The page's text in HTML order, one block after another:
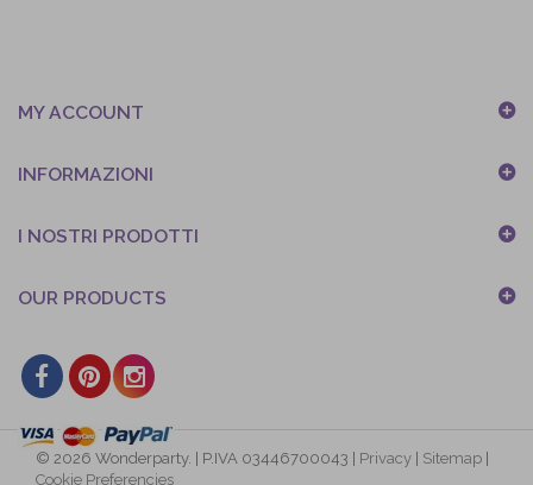
MY ACCOUNT
INFORMAZIONI
I NOSTRI PRODOTTI
OUR PRODUCTS
© 2026 Wonderparty. | P.IVA 03446700043 | Privacy Sitemap
Cookie Preferencies